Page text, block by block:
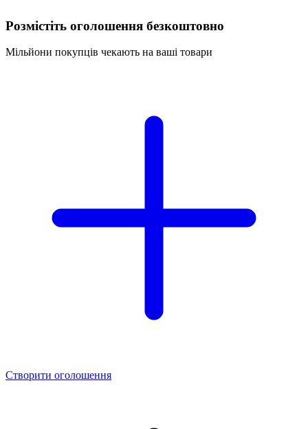
Розмістіть оголошення безкоштовно
Мільйони покупців чекають на ваші товари
Створити оголошення